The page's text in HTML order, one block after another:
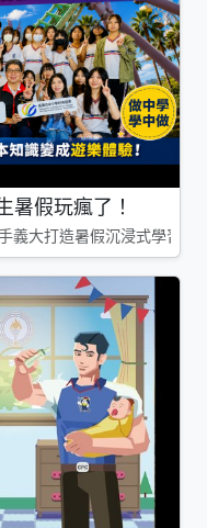
暑假玩瘋了！
義大打造暑假沉浸式學習基